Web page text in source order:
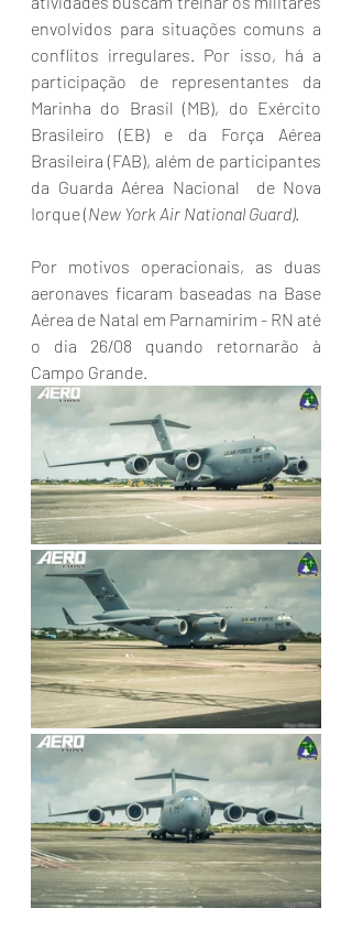
envolvidos para situações comuns a
conflitos irregulares. Por isso, há a
participação de representantes da
Marinha do Brasil (MB), do Exército
Brasileiro (EB) e da Força Aérea
Brasileira (FAB), além de participantes
da Guarda Aérea Nacional  de Nova
Iorque (New York Air National Guard).
Por motivos operacionais, as duas
aeronaves ficaram baseadas na Base
Aérea de Natal em Parnamirim - RN até
o dia 26/08 quando retornarão à
Campo Grande.